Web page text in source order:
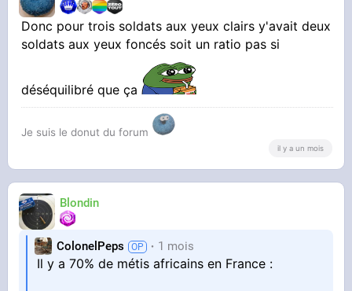
Donc pour trois soldats aux yeux clairs y'avait deux
soldats aux yeux foncés soit un ratio pas si
déséquilibré que ça
Je suis le donut du forum
il y a un mois
Blondin
ColonelPeps 1 mois
Il y a 70% de métis africains en France :